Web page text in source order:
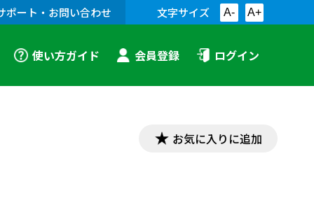
ポート・お問い合わせ 文字サイズ A- A+
使い方ガイド 会員登録 ログイン
お気に入りに追加